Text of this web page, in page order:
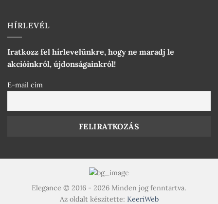
HÍRLEVÉL
Iratkozz fel hírlevelünkre, hogy ne maradj le
akcióinkról, újdonságainkról!
E-mail cím
Elegance © 2016 - 2026 Minden jog fenntartva.
Az oldalt készítette: KeeriWeb